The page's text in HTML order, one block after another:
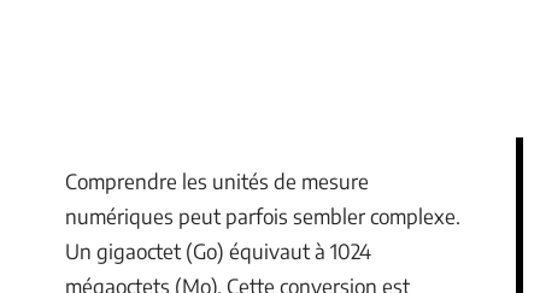
Comprendre les unités de mesure
numériques peut parfois sembler complexe.
Un gigaoctet (Go) équivaut à 1024
mégaoctets (Mo). Cette conversion est